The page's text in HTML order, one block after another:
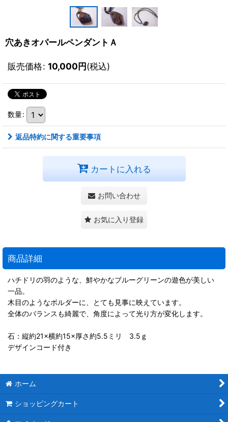
穴あきオパールペンダントＡ
販売価格: 10,000円(税込)
数量:
返品特約に関する重要事項
カートに入れる
お問い合わせ
お気に入り登録
商品詳細
ハチドリの羽のような、鮮やかなブルーグリーンの遊色が美しい
一品。
木目のようなボルダーに、とても見事に映えています。
全体のバランスも綺麗で、角度によって光り方が変化します。
石：縦約21×横約15×厚さ約5.5ミリ 3.5ｇ
デザインコード付き
ホーム
ショッピングカート